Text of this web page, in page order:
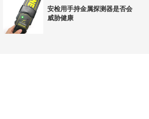
安检用手持金属探测器是否会
威胁健康